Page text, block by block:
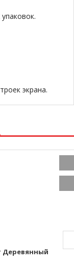
экрана.
Деревянный